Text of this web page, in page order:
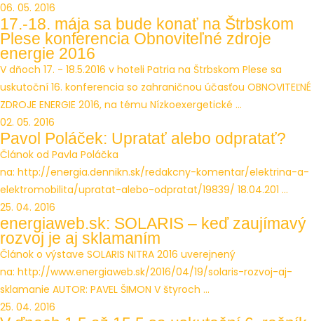
06. 05. 2016
17.-18. mája sa bude konať na Štrbskom
Plese konferencia Obnoviteľné zdroje
energie 2016
V dňoch 17. - 18.5.2016 v hoteli Patria na Štrbskom Plese sa
uskutoční 16. konferencia so zahraničnou účasťou OBNOVITEĽNÉ
ZDROJE ENERGIE 2016, na tému Nízkoexergetické ...
02. 05. 2016
Pavol Poláček: Upratať alebo odpratať?
Článok od Pavla Poláčka
na: http://energia.dennikn.sk/redakcny-komentar/elektrina-a-
elektromobilita/upratat-alebo-odpratat/19839/ 18.04.201 ...
25. 04. 2016
energiaweb.sk: SOLARIS – keď zaujímavý
rozvoj je aj sklamaním
Článok o výstave SOLARIS NITRA 2016 uverejnený
na: http://www.energiaweb.sk/2016/04/19/solaris-rozvoj-aj-
sklamanie AUTOR: PAVEL ŠIMON V štyroch ...
25. 04. 2016